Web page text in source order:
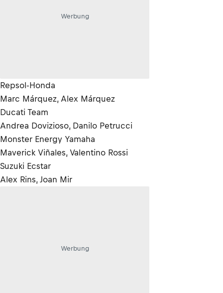
Werbung
Repsol-Honda
Marc Márquez, Alex Márquez
Ducati Team
Andrea Dovizioso, Danilo Petrucci
Monster Energy Yamaha
Maverick Viñales, Valentino Rossi
Suzuki Ecstar
Alex Rins, Joan Mir
Werbung